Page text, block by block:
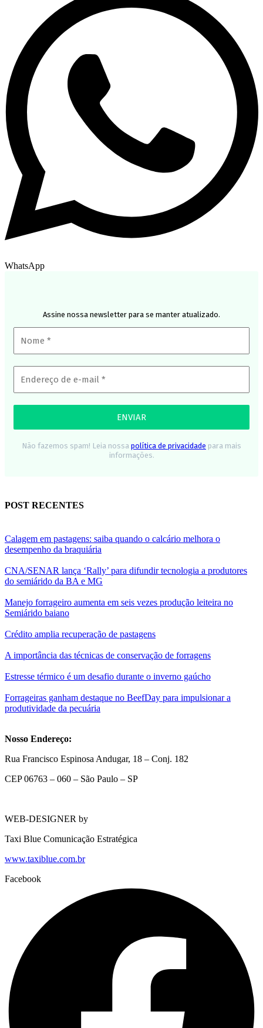
WhatsApp
Assine nossa newsletter para se manter atualizado.
Não fazemos spam! Leia nossa política de privacidade para mais
informações.
POST RECENTES
Calagem em pastagens: saiba quando o calcário melhora o
desempenho da braquiária
CNA/SENAR lança ‘Rally’ para difundir tecnologia a produtores
do semiárido da BA e MG
Manejo forrageiro aumenta em seis vezes produção leiteira no
Semiárido baiano
Crédito amplia recuperação de pastagens
A importância das técnicas de conservação de forragens
Estresse térmico é um desafio durante o inverno gaúcho
Forrageiras ganham destaque no BeefDay para impulsionar a
produtividade da pecuária
Nosso Endereço:
Rua Francisco Espinosa Andugar, 18 – Conj. 182
CEP 06763 – 060 – São Paulo – SP
WEB-DESIGNER by
Taxi Blue Comunicação Estratégica
www.taxiblue.com.br
Facebook